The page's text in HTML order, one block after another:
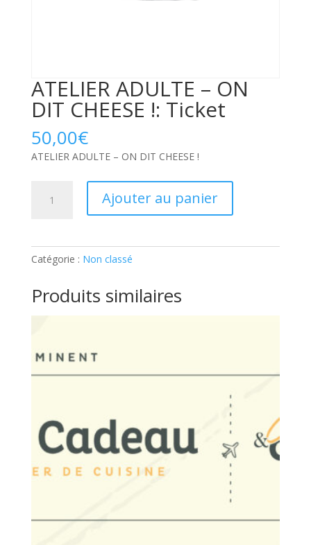
ATELIER ADULTE – ON
DIT CHEESE !: Ticket
50,00€
ATELIER ADULTE – ON DIT CHEESE !
CHEESE
!:
Ajouter au panier
Catégorie : Non classé
Produits similaires